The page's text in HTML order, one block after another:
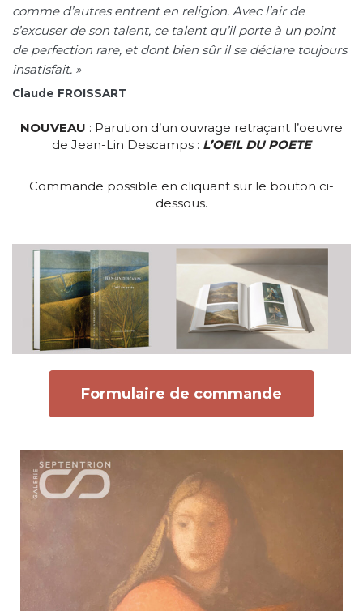
comme d’autres entrent en religion. Avec l’air de
s’excuser de son talent, ce talent qu’il porte à un point
de perfection rare, et dont bien sûr il se déclare toujours
insatisfait. »
Claude FROISSART
NOUVEAU : Parution d’un ouvrage retraçant l’oeuvre
de Jean-Lin Descamps : L’OEIL DU POETE
Commande possible en cliquant sur le bouton ci-
dessous.
Formulaire de commande